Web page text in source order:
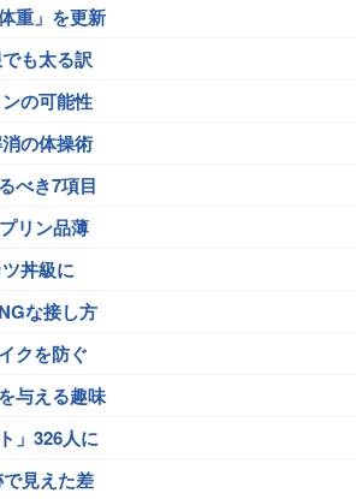
重」を更新
も太る訳
の可能性
の体操術
べき7項目
リン品薄
丼級に
な接し方
クを防ぐ
与える趣味
」326人に
見えた差